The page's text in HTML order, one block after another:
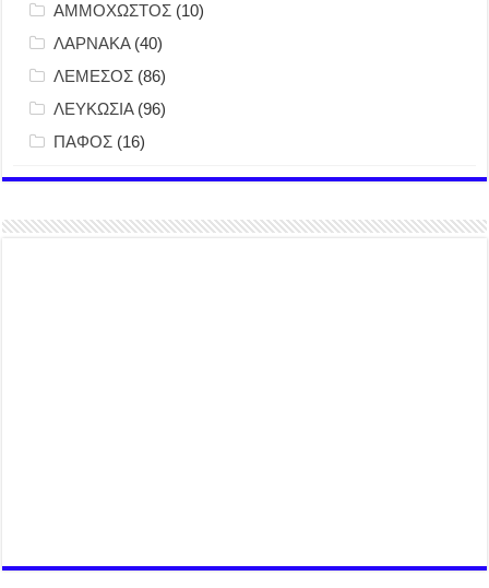
ΑΜΜΟΧΩΣΤΟΣ (10)
ΛΑΡΝΑΚΑ(40)
ΛΕΜΕΣΟΣ (86)
ΛΕΥΚΩΣΙΑ(96)
ΠΑΦΟΣ (16)